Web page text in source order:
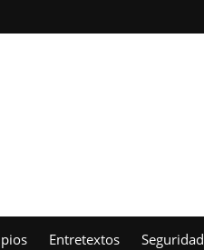
Entretextos Seguridad